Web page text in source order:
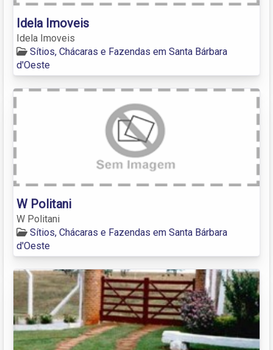
Idela Imoveis
Idela Imoveis
Sítios, Chácaras e Fazendas em Santa Bárbara
d'Oeste
W Politani
W Politani
Sítios, Chácaras e Fazendas em Santa Bárbara
d'Oeste